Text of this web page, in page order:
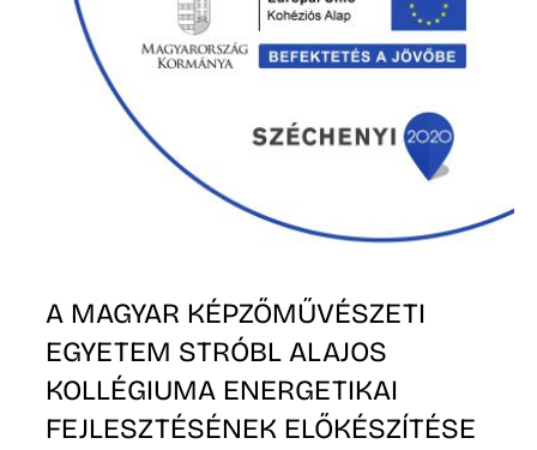
A MAGYAR KÉPZŐMŰVÉSZETI
EGYETEM STRÓBL ALAJOS
KOLLÉGIUMA ENERGETIKAI
FEJLESZTÉSÉNEK ELŐKÉSZÍTÉSE